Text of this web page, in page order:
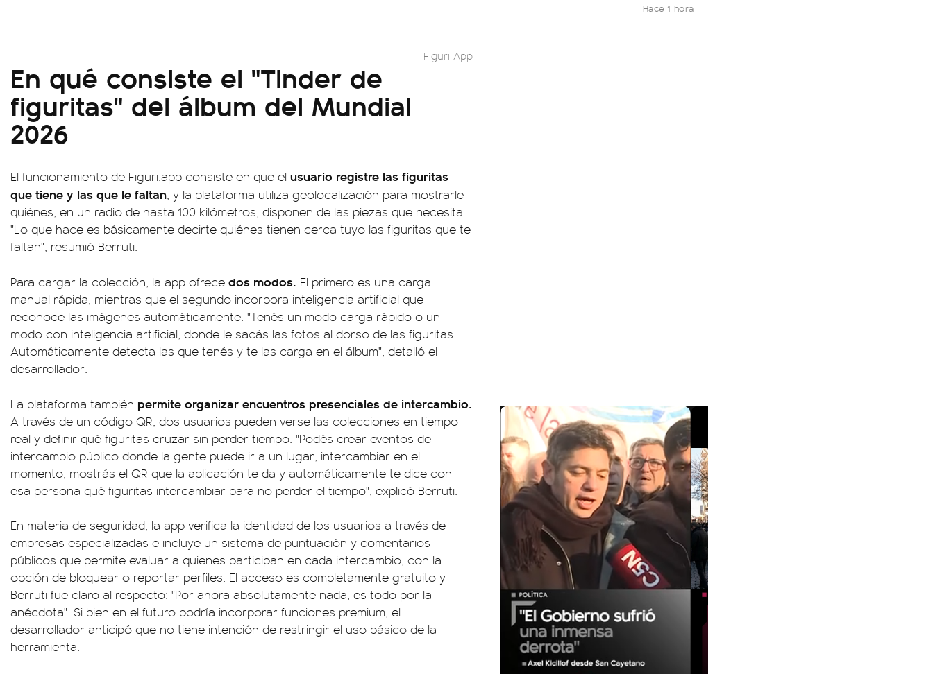
Figuri App
En qué consiste el "Tinder de
figuritas" del álbum del Mundial
2026
El funcionamiento de Figuri.app consiste en que el usuario registre las figuritas
que tiene y las que le faltan, y la plataforma utiliza geolocalización para mostrarle
quiénes, en un radio de hasta 100 kilómetros, disponen de las piezas que necesita.
"Lo que hace es básicamente decirte quiénes tienen cerca tuyo las figuritas que te
faltan", resumió Berruti.
Para cargar la colección, la app ofrece dos modos. El primero es una carga
manual rápida, mientras que el segundo incorpora inteligencia artificial que
reconoce las imágenes automáticamente. "Tenés un modo carga rápido o un
modo con inteligencia artificial, donde le sacás las fotos al dorso de las figuritas.
Automáticamente detecta las que tenés y te las carga en el álbum", detalló el
desarrollador.
La plataforma también permite organizar encuentros presenciales de intercambio.
A través de un código QR, dos usuarios pueden verse las colecciones en tiempo
real y definir qué figuritas cruzar sin perder tiempo. "Podés crear eventos de
intercambio público donde la gente puede ir a un lugar, intercambiar en el
momento, mostrás el QR que la aplicación te da y automáticamente te dice con
esa persona qué figuritas intercambiar para no perder el tiempo", explicó Berruti.
En materia de seguridad, la app verifica la identidad de los usuarios a través de
empresas especializadas e incluye un sistema de puntuación y comentarios
públicos que permite evaluar a quienes participan en cada intercambio, con la
opción de bloquear o reportar perfiles. El acceso es completamente gratuito y
Berruti fue claro al respecto: "Por ahora absolutamente nada, es todo por la
anécdota". Si bien en el futuro podría incorporar funciones premium, el
desarrollador anticipó que no tiene intención de restringir el uso básico de la
herramienta.
Hace 1 hora